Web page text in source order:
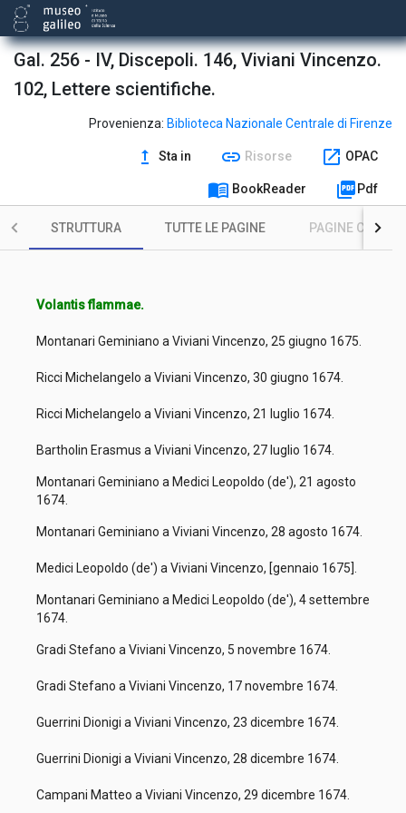
Gal. 256 - IV, Discepoli. 146, Viviani Vincenzo.
102, Lettere scientifiche.
Provenienza: Biblioteca Nazionale Centrale di Firenze
upgrade Sta in link Risorse open_in_new OPAC
menu_book BookReader picture_as_pdf Pdf
STRUTTURA TUTTE LE PAGINE PAGINE CON
Volantis flammae.
Montanari Geminiano a Viviani Vincenzo, 25 giugno 1675.
Ricci Michelangelo a Viviani Vincenzo, 30 giugno 1674.
Ricci Michelangelo a Viviani Vincenzo, 21 luglio 1674.
Bartholin Erasmus a Viviani Vincenzo, 27 luglio 1674.
Montanari Geminiano a Medici Leopoldo (de'), 21 agosto
1674.
Montanari Geminiano a Viviani Vincenzo, 28 agosto 1674.
Medici Leopoldo (de') a Viviani Vincenzo, [gennaio 1675].
Montanari Geminiano a Medici Leopoldo (de'), 4 settembre
1674.
Gradi Stefano a Viviani Vincenzo, 5 novembre 1674.
Gradi Stefano a Viviani Vincenzo, 17 novembre 1674.
Guerrini Dionigi a Viviani Vincenzo, 23 dicembre 1674.
Guerrini Dionigi a Viviani Vincenzo, 28 dicembre 1674.
Campani Matteo a Viviani Vincenzo, 29 dicembre 1674.